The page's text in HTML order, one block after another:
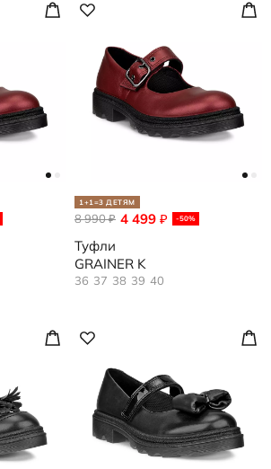
1+1=3 ДЕТЯМ
4 499 ₽ -50%
8 990₽
Туфли
GRAINER K
36 37 38 39 40